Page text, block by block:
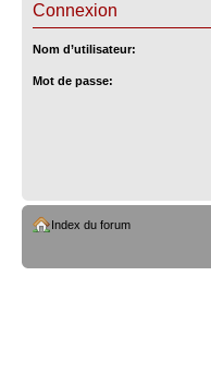
Connexion
Nom d’utilisateur:
Mot de passe:
Index du forum